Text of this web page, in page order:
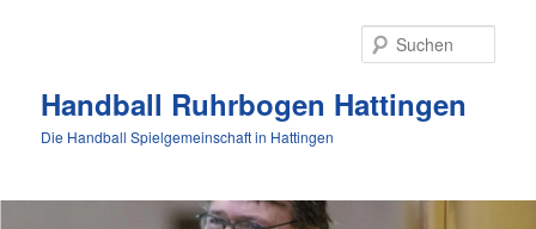
Handball Ruhrbogen Hattingen
Die Handball Spielgemeinschaft in Hattingen